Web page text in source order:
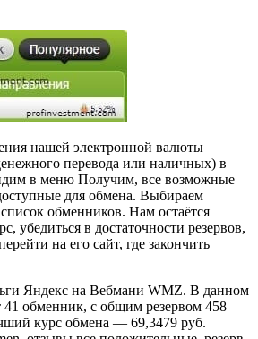
нашей электронной валюты
перевода или наличных) в
в меню Получим, все возможные
для обмена. Выбираем
обменников. Нам остаётся
убедиться в достаточности резервов,
на его сайт, где закончить
Яндекс на Вебмани WMZ. В данном
41 обменник, с общим резервом 458
курс обмена — 69,3479 руб.